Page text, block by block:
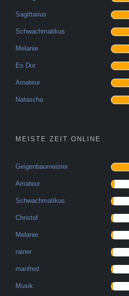
Sagittarius
Schwachmatikus
Melanie
Es Dur
Amateur
Natascha
MEISTE ZEIT ONLINE
Geigenbaumeister
Amateur
Schwachmatikus
Christof
Melanie
rainer
manfred
Musik